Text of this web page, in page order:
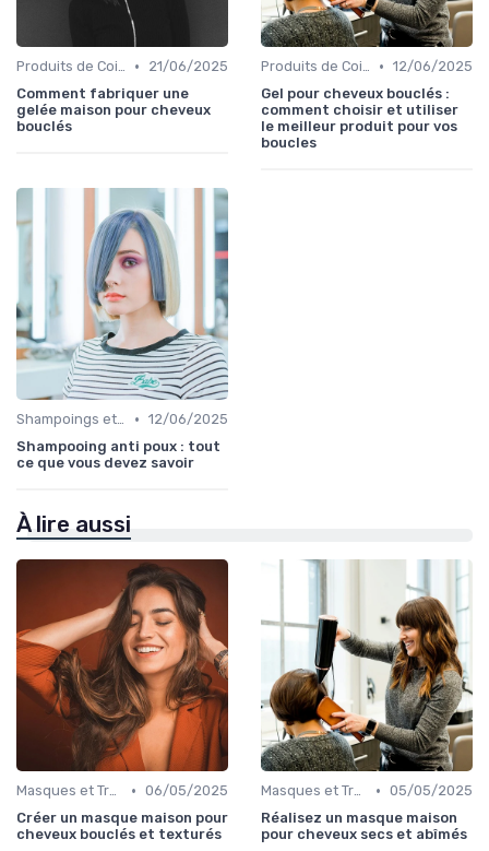
Produits de Coiffage •
21/06/2025
Comment fabriquer une
gelée maison pour cheveux
bouclés
Produits de Coiffage • 12/06/2025
Gel pour cheveux bouclés :
comment choisir et utiliser
le meilleur produit pour vos
boucles
Shampoings et Après-Shampoings • 12/06/2025
Shampooing anti poux : tout
ce que vous devez savoir
À lire aussi
Masques et Traitements en Profondeur • 06/05/2025
Créer un masque maison pour
cheveux bouclés et texturés
Masques et Traitements en Profondeur • 05/05/2025
Réalisez un masque maison
pour cheveux secs et abîmés